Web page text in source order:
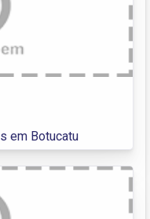
em Botucatu